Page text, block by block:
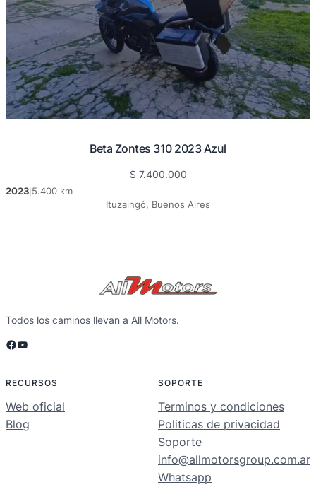
Beta Zontes 310 2023 Azul
$ 7.400.000
2023 5.400 km
Ituzaingó, Buenos Aires
Todos los caminos llevan a All Motors.
Facebook YouTube
RECURSOS
Web oficial
Blog
SOPORTE
Terminos y condiciones
Politicas de privacidad
Soporte
info@allmotorsgroup.com.ar
Whatsapp